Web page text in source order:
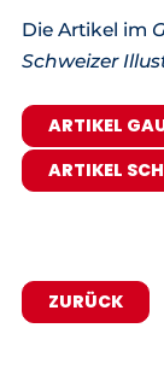
Die Artikel im
Schweizer
ARTIKEL
ARTIKEL
ZURÜCK